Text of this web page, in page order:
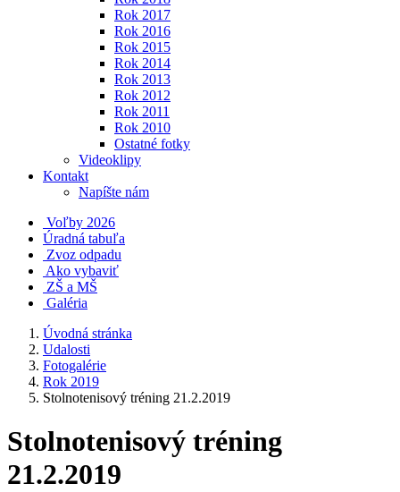
Rok 2017
Rok 2016
Rok 2015
Rok 2014
Rok 2013
Rok 2012
Rok 2011
Rok 2010
Ostatné fotky
Videoklipy
Kontakt
Napíšte nám
Voľby 2026
Úradná tabuľa
Zvoz odpadu
Ako vybaviť
ZŠ a MŠ
Galéria
Úvodná stránka
Udalosti
Fotogalérie
Rok 2019
Stolnotenisový tréning 21.2.2019
Stolnotenisový tréning
21.2.2019